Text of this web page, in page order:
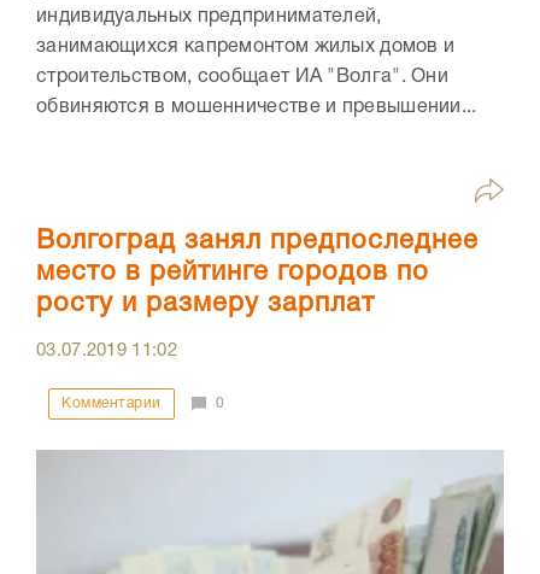
индивидуальных предпринимателей,
занимающихся капремонтом жилых домов и
строительством, сообщает ИА "Волга". Они
обвиняются в мошенничестве и превышении...
Волгоград занял предпоследнее
место в рейтинге городов по
росту и размеру зарплат
03.07.2019 11:02
Комментарии 0